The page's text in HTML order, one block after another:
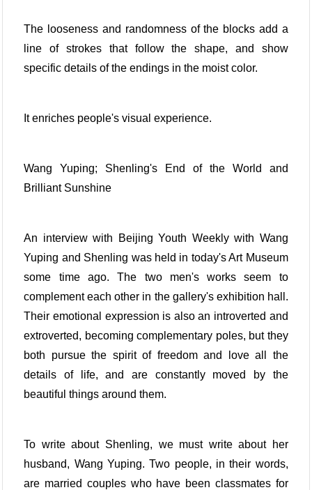
The looseness and randomness of the blocks add a
line of strokes that follow the shape, and show
specific details of the endings in the moist color.
It enriches people's visual experience.
Wang Yuping; Shenling's End of the World and
Brilliant Sunshine
An interview with Beijing Youth Weekly with Wang
Yuping and Shenling was held in today's Art Museum
some time ago. The two men's works seem to
complement each other in the gallery's exhibition hall.
Their emotional expression is also an introverted and
extroverted, becoming complementary poles, but they
both pursue the spirit of freedom and love all the
details of life, and are constantly moved by the
beautiful things around them.
To write about Shenling, we must write about her
husband, Wang Yuping. Two people, in their words,
are married couples who have been classmates for